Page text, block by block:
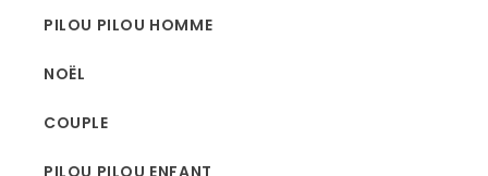
PILOU PILOU HOMME
NOËL
COUPLE
PILOU PILOU ENFANT